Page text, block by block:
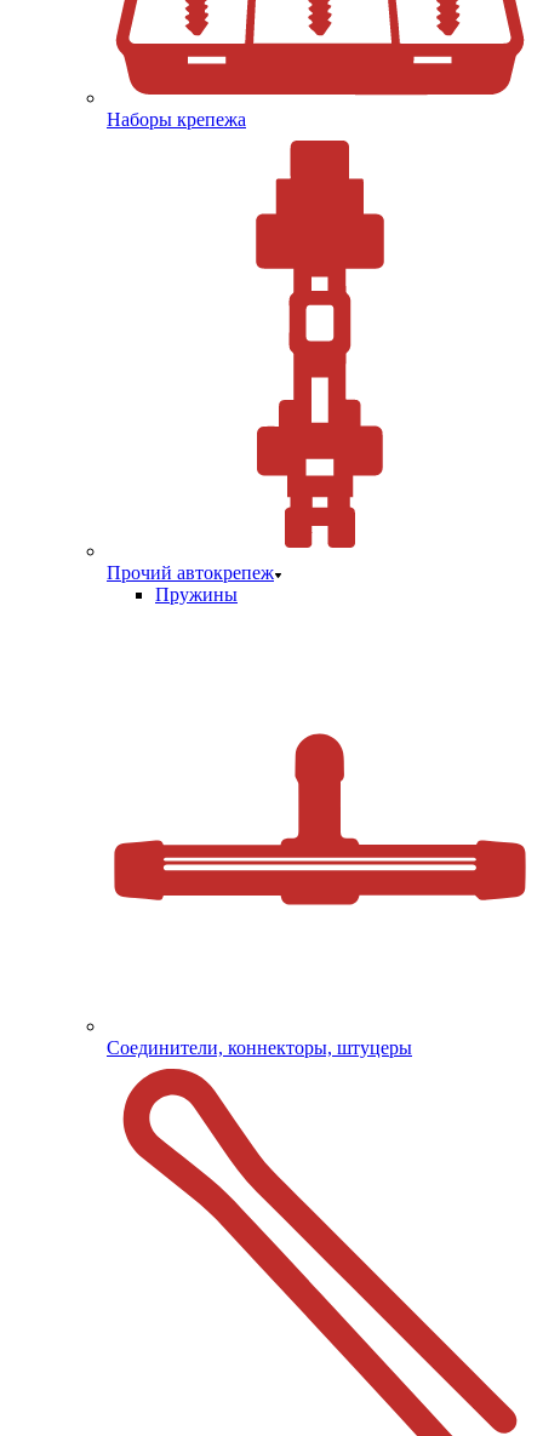
Наборы крепежа
Прочий автокрепеж
Пружины
Соединители, коннекторы, штуцеры